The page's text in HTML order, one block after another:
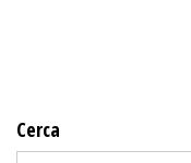
Cerca